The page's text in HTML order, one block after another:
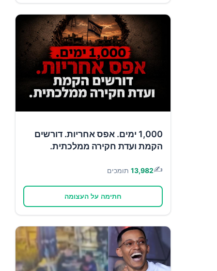
1,000 ימים. אפס אחריות. דורשים
הקמת ועדת חקירה ממלכתית.
✍️
13,982 תומכים
חתימה על העצומה